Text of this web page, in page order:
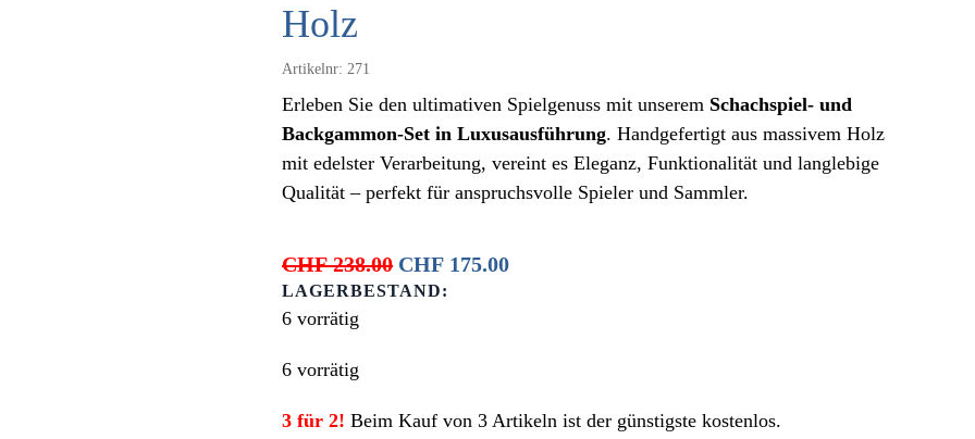
Holz
Artikelnr: 271
Erleben Sie den ultimativen Spielgenuss mit unserem Schachspiel- und
Backgammon-Set in Luxusausführung. Handgefertigt aus massivem Holz
mit edelster Verarbeitung, vereint es Eleganz, Funktionalität und langlebige
Qualität – perfekt für anspruchsvolle Spieler und Sammler.
CHF238.00 Ursprünglicher
Preis
CHF 175.00Aktueller
LAGERBESTAND:
6 vorrätig
6 vorrätig
3 für 2! Beim Kauf von 3 Artikeln ist der günstigste kostenlos.